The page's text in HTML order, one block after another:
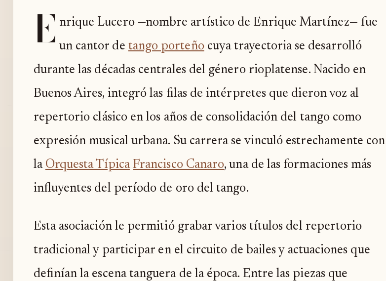
E nrique Lucero —nombre artístico de Enrique Martínez— fue
un cantor de tango porteñocuya trayectoria se desarrolló
durante las décadas centrales del género rioplatense. Nacido en
Buenos Aires, integró las filas de intérpretes que dieron voz al
repertorio clásico en los años de consolidación del tango como
expresión musical urbana. Su carrera se vinculó estrechamente con
la Orquesta Típica Francisco Canaro, una de las formaciones más
influyentes del período de oro del tango.
Esta asociación le permitió grabar varios títulos del repertorio
tradicional y participar en el circuito de bailes y actuaciones que
definían la escena tanguera de la época. Entre las piezas que